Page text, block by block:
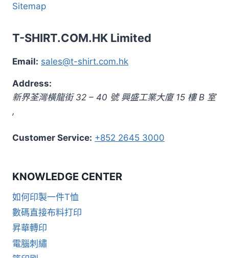
Sitemap
T-SHIRT.COM.HK Limited
Email: sales@t-shirt.com.hk
Address:
新界荃灣橫龍街 32 – 40 號 興盛工業大廈 15 樓 B 室
,
Customer Service: +852 2645 3000
KNOWLEDGE CENTER
如何印製一件T恤
數碼直接布料打印
昇華轉印
電腦刺繡